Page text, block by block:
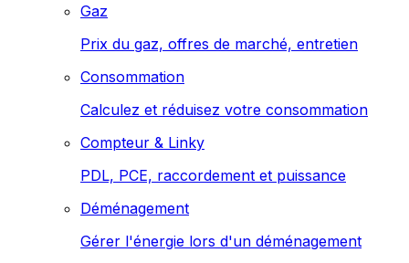
Gaz
Prix du gaz, offres de marché, entretien
Consommation
Calculez et réduisez votre consommation
Compteur & Linky
PDL, PCE, raccordement et puissance
Déménagement
Gérer l'énergie lors d'un déménagement